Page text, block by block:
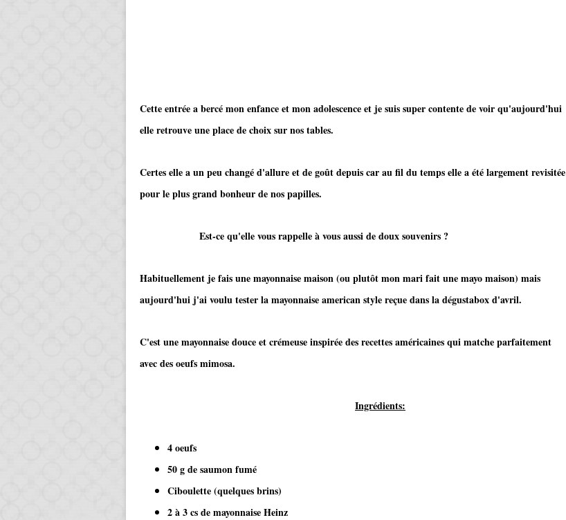
Cette entrée a bercé mon enfance et mon adolescence et je suis super contente de voir qu'aujourd'hui
elle retrouve une place de choix sur nos tables.
Certes elle a un peu changé d'allure et de goût depuis car au fil du temps elle a été largement revisitée
pour le plus grand bonheur de nos papilles.
Est-ce qu'elle vous rappelle à vous aussi de doux souvenirs ?
Habituellement je fais une mayonnaise maison (ou plutôt mon mari fait une mayo maison) mais
aujourd'hui j'ai voulu tester la mayonnaise american style reçue dans la dégustabox d'avril.
C'est une mayonnaise douce et crémeuse inspirée des recettes américaines qui matche parfaitement
avec des oeufs mimosa.
Ingrédients:
4 oeufs
50 g de saumon fumé
Ciboulette (quelques brins)
2 à 3 cs de mayonnaise Heinz